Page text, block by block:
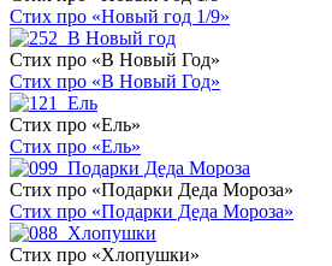
Стих про «Новый год 1/9»
Стих про «В Новый Год»
Стих про «В Новый Год»
Стих про «Ель»
Стих про «Ель»
Стих про «Подарки Деда Мороза»
Стих про «Подарки Деда Мороза»
Стих про «Хлопушки»